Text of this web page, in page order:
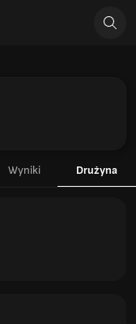
Wyniki Drużyna